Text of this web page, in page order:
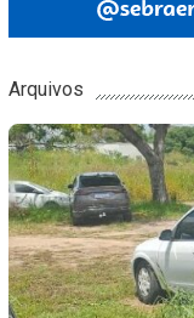
Arquivos